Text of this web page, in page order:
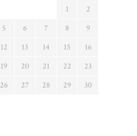
1
2
5 6 7 8
9
12 13 14 15
16
19 20 21 22
23
26 27 28 29
30